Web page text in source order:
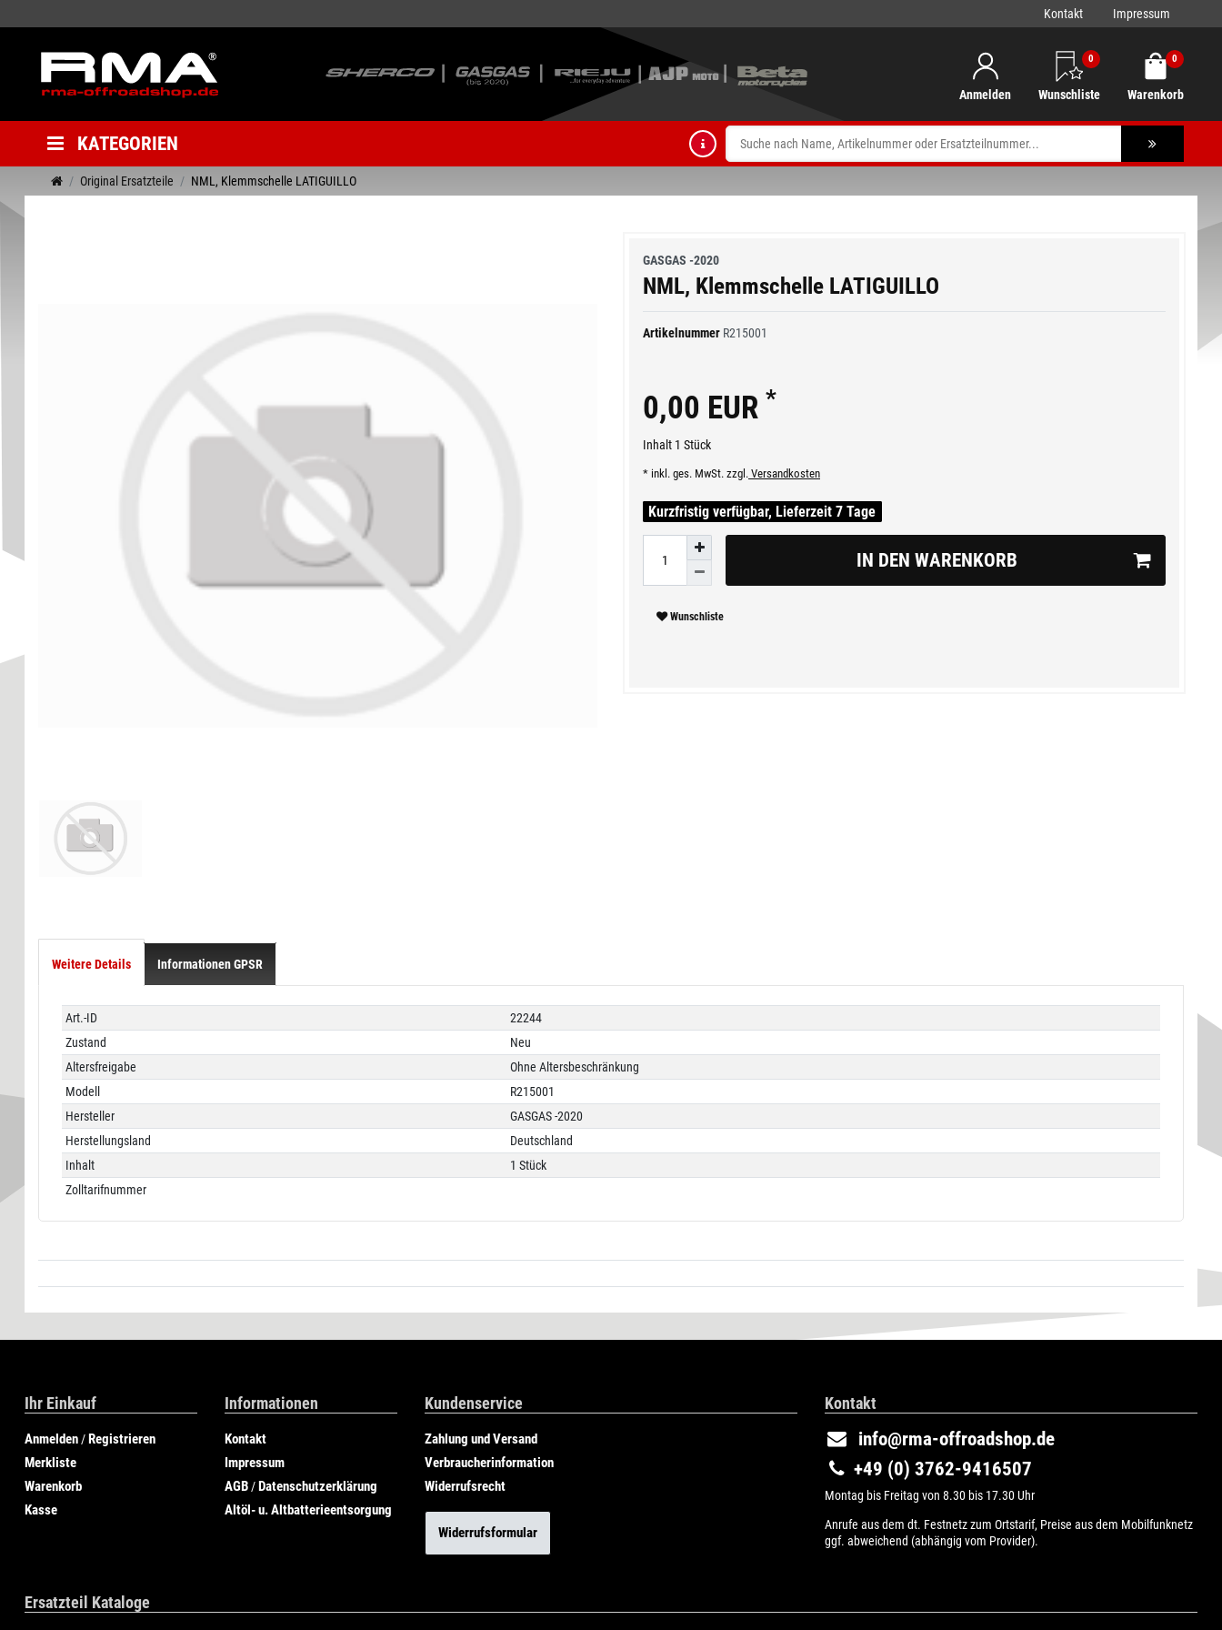
Kontakt Impressum
Anmelden
0
Wunschliste
0
Warenkorb
KATEGORIEN
Original Ersatzteile NML, Klemmschelle LATIGUILLO
GASGAS -2020
NML, Klemmschelle LATIGUILLO
Artikelnummer R215001
0,00 EUR *
Inhalt 1 Stück
* inkl. ges. MwSt. zzgl. Versandkosten
Kurzfristig verfügbar, Lieferzeit 7 Tage
IN DEN WARENKORB
Wunschliste
Weitere Details Informationen GPSR
Technisches
Merkmal
Wert
Art.-ID
22244
Zustand
Neu
Altersfreigabe
Ohne Altersbeschränkung
Modell
R215001
Hersteller
GASGAS -2020
Herstellungsland
Deutschland
Inhalt
1 Stück
Zolltarifnummer
Ihr Einkauf
Anmelden /Registrieren
Merkliste
Warenkorb
Kasse
Informationen
Kontakt
Impressum
AGB /Datenschutzerklärung
Altöl- u. Altbatterieentsorgung
Kundenservice
Zahlung und Versand
Verbraucherinformation
Widerrufsrecht
Widerrufsformular
Kontakt
info@rma-offroadshop.de
+49 (0) 3762-9416507
Montag bis Freitag von 8.30 bis 17.30 Uhr
Anrufe aus dem dt. Festnetz zum Ortstarif, Preise aus dem Mobilfunknetz
ggf. abweichend (abhängig vom Provider).
Ersatzteil Kataloge